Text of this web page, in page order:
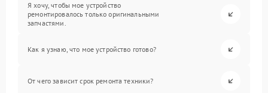
Я хочу, чтобы мое устройство
ремонтировалось только оригинальными
запчастями.
Как я узнаю, что мое устройство готово?
От чего зависит срок ремонта техники?